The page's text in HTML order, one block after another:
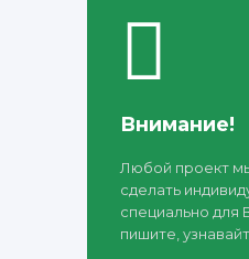
Внимание!
Любой проект
сделать
специально для
пишите,